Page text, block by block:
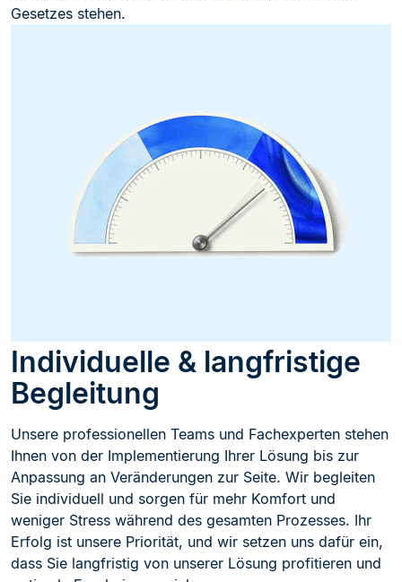
Gesetzes stehen.
Individuelle & langfristige
Begleitung
Unsere professionellen Teams und Fachexperten stehen
Ihnen von der Implementierung Ihrer Lösung bis zur
Anpassung an Veränderungen zur Seite. Wir begleiten
Sie individuell und sorgen für mehr Komfort und
weniger Stress während des gesamten Prozesses. Ihr
Erfolg ist unsere Priorität, und wir setzen uns dafür ein,
dass Sie langfristig von unserer Lösung profitieren und